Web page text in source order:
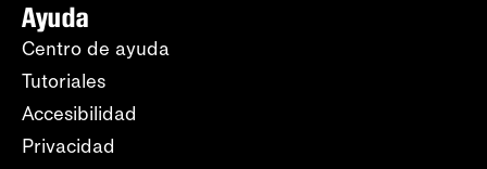
Ayuda
Centro de ayuda
Tutoriales
Accesibilidad
Privacidad